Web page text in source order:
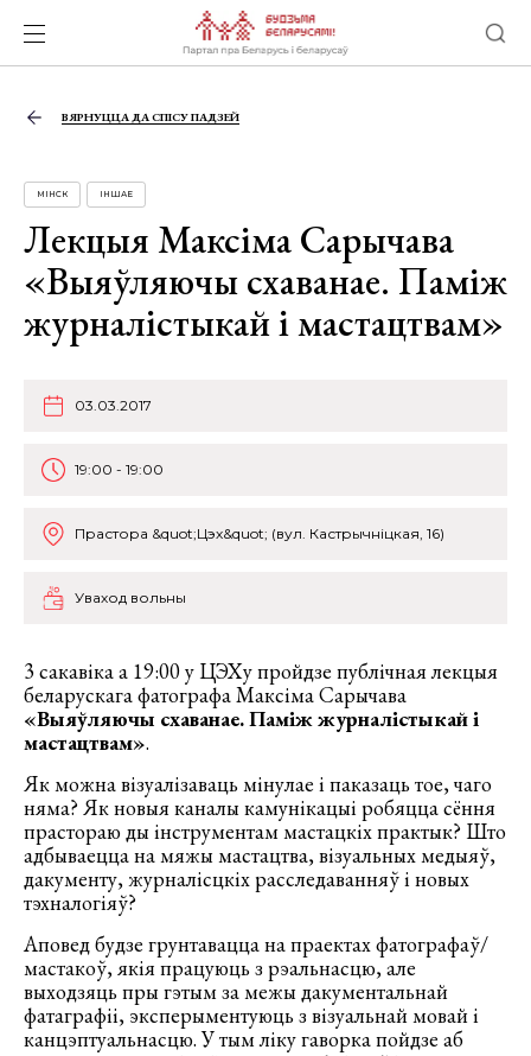
ВЯРНУЦЦА ДА СПІСУ ПАДЗЕЙ
МІНСК ІНШАЕ
Лекцыя Максіма Сарычава
«Выяўляючы схаванае. Паміж
журналістыкай і мастацтвам»
03.03.2017
19:00 - 19:00
Прастора &quot;Цэх&quot; (вул. Кастрычніцкая, 16)
Уваход вольны
3 сакавіка а 19:00 у ЦЭХу пройдзе публічная лекцыя
беларускага фатографа Максіма Сарычава
«Выяўляючы схаванае. Паміж журналістыкай і
мастацтвам».
Як можна візуалізаваць мінулае і паказаць тое, чаго
няма? Як новыя каналы камунікацыі робяцца сёння
прастораю ды інструментам мастацкіх практык? Што
адбываецца на мяжы мастацтва, візуальных медыяў,
дакументу, журналісцкіх расследаванняў і новых
тэхналогіяў?
Аповед будзе грунтавацца на праектах фатографаў/
мастакоў, якія працуюць з рэальнасцю, але
выходзяць пры гэтым за межы дакументальнай
фатаграфіі, эксперыментуюць з візуальнай мовай і
канцэптуальнасцю. У тым ліку гаворка пойдзе аб